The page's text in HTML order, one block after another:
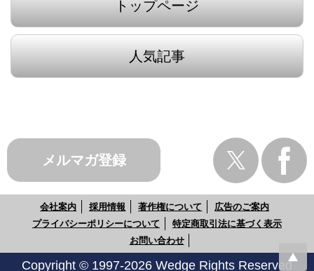
トップページ
人気記事
メルマガ登録
会社案内 採用情報 著作権について
広告のご案内
プライバシーポリシーについて
特定商取引法に基づく表示
お問い合わせ
Copyright © 1997-2026 Wedge Rights Reserved